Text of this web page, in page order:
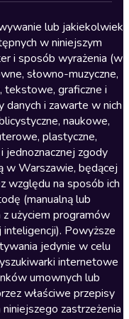
lub jakiekolwiek
w niniejszym
i sposób wyrażenia (w
słowno-muzyczne,
tekstowe, graficzne i
danych i zawarte w nich
naukowe,
plastyczne,
jednoznacznej zgody
w Warszawie, będącej
względu na sposób ich
(manualną lub
użyciem programów
Powyższe
jedynie w celu
internetowe
umownych lub
właściwe przepisy
zastrzeżenia